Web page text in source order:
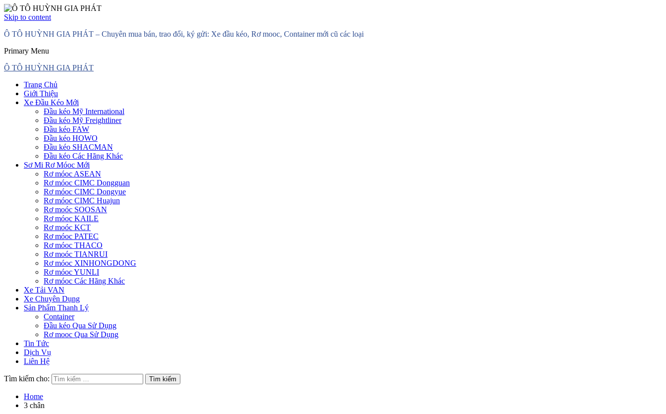
Skip to content
Ô TÔ HUỲNH GIA PHÁT – Chuyên mua bán, trao đổi, ký gửi: Xe đầu kéo, Rơ mooc, Container mới cũ các loại
Primary Menu
Ô TÔ HUỲNH GIA PHÁT
Trang Chủ
Giới Thiệu
Xe Đầu Kéo Mới
Đầu kéo Mỹ International
Đầu kéo Mỹ Freightliner
Đầu kéo FAW
Đầu kéo HOWO
Đầu kéo SHACMAN
Đầu kéo Các Hãng Khác
Sơ Mi Rơ Móoc Mới
Rơ móoc ASEAN
Rơ móoc CIMC Dongguan
Rơ móoc CIMC Dongyue
Rơ móoc CIMC Huajun
Rơ moóc SOOSAN
Rơ móoc KAILE
Rơ moóc KCT
Rơ móoc PATEC
Rơ móoc THACO
Rơ moóc TIANRUI
Rơ móoc XINHONGDONG
Rơ móoc YUNLI
Rơ móoc Các Hãng Khác
Xe Tải VAN
Xe Chuyên Dụng
Sản Phẩm Thanh Lý
Container
Đầu kéo Qua Sử Dụng
Rơ mooc Qua Sử Dụng
Tin Tức
Dịch Vụ
Liên Hệ
Tìm kiếm cho:
Home
3 chân